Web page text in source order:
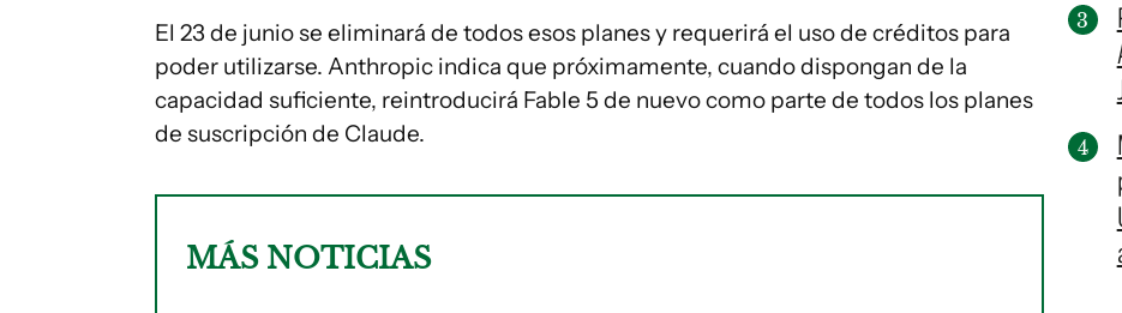
El 23 de junio se eliminará de todos esos planes y requerirá el uso de créditos para
poder utilizarse. Anthropic indica que próximamente, cuando dispongan de la
capacidad suficiente, reintroducirá Fable 5 de nuevo como parte de todos los planes
de suscripción de Claude.
MÁS NOTICIAS